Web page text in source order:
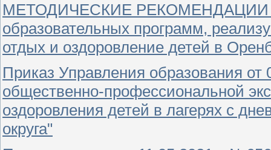
МЕТОДИЧЕСКИЕ РЕКОМЕНДАЦИИ по
образовательных программ,
отдых и оздоровление детей в
Приказ Управления образования
общественно-профессиональной
оздоровления детей в лагерях с
округа"